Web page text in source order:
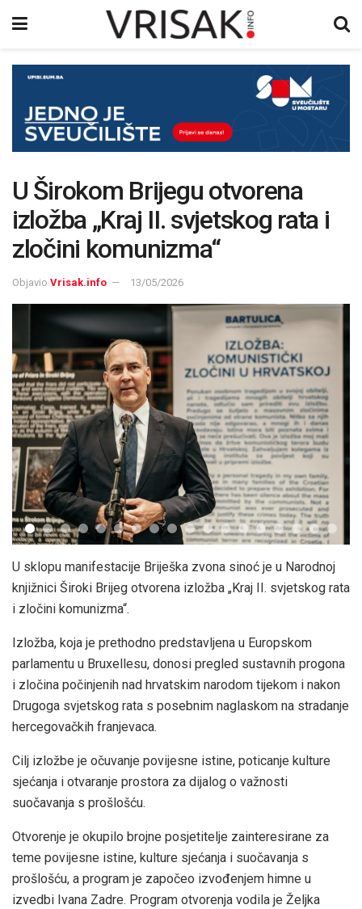
U Širokom Brijegu otvorena
izložba „Kraj II. svjetskog rata i
zločini komunizma“
Objavio Vrisak.info 13/05/2026
U sklopu manifestacije Briješka zvona sinoć je u Narodnoj
knjižnici Široki Brijeg otvorena izložba „Kraj II. svjetskog rata
i zločini komunizma“.
Izložba, koja je prethodno predstavljena u Europskom
parlamentu u Bruxellesu, donosi pregled sustavnih progona
i zločina počinjenih nad hrvatskim narodom tijekom i nakon
Drugoga svjetskog rata s posebnim naglaskom na stradanje
hercegovačkih franjevaca.
Cilj izložbe je očuvanje povijesne istine, poticanje kulture
sjećanja i otvaranje prostora za dijalog o važnosti
suočavanja s prošlošću.
Otvorenje je okupilo brojne posjetitelje zainteresirane za
teme povijesne istine, kulture sjećanja i suočavanja s
prošlošću, a program je započeo izvođenjem himne u
izvedbi Ivana Zadre. Program otvorenja vodila je Željka